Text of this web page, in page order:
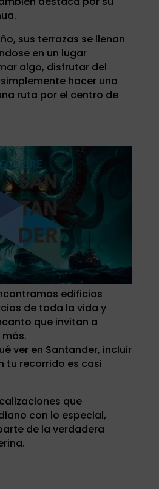
sus terrazas se llenan
en un lugar
algo, disfrutar del
hacer una
ruta por el centro de
edificios
de toda la vida y
que invitan a
ver en Santander, incluir
tu recorrido es casi
que
con lo especial,
de la verdadera